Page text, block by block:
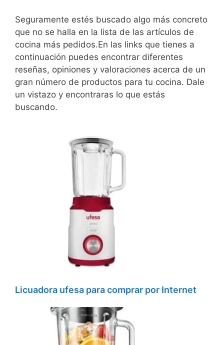
Seguramente estés buscado algo más concreto
que no se halla en la lista de las artículos de
cocina más pedidos.En las links que tienes a
continuación puedes encontrar diferentes
reseñas, opiniones y valoraciones acerca de un
gran número de productos para tu cocina. Dale
un vistazo y encontraras lo que estás
buscando.
Licuadora ufesa para comprar por Internet